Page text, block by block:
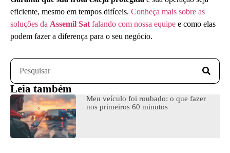
eficiente, mesmo em tempos difíceis. Conheça mais sobre as
soluções da Assemil Sat falando com nossa equipe e como elas
podem fazer a diferença para o seu negócio.
Leia também
Meu veículo foi roubado: o que fazer
nos primeiros 60 minutos